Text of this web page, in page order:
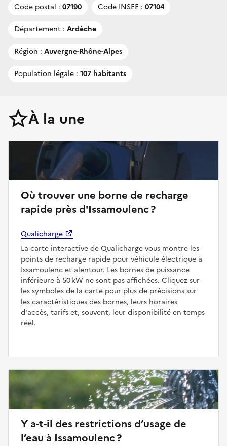
Code postal : 07190 Code INSEE : 07104
Département : Ardèche
Région : Auvergne-Rhône-Alpes
Population légale : 107 habitants
À la une
Où trouver une borne de recharge
rapide près d'Issamoulenc ?
Qualicharge
La carte interactive de Qualicharge vous montre les
points de recharge rapide pour véhicule électrique à
Issamoulenc et alentour. Les bornes de puissance
inférieure à 50 kW ne sont pas affichées. Cliquez sur
les symboles de la carte pour plus de précisions sur
les caractéristiques des bornes, leurs horaires
d'accès, tarifs et, souvent, leur disponibilité en temps
réel.
Y a-t-il des restrictions d’usage de
l’eau à Issamoulenc ?